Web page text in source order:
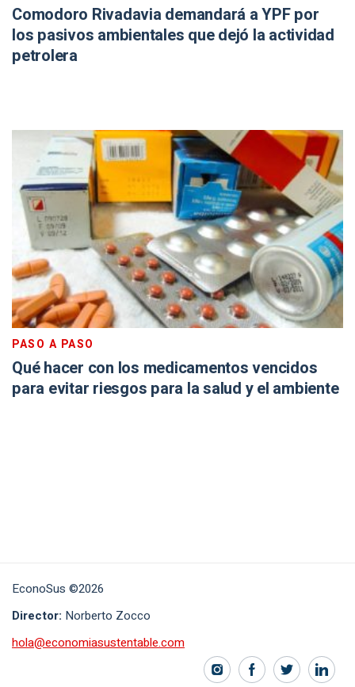
Comodoro Rivadavia demandará a YPF por
los pasivos ambientales que dejó la actividad
petrolera
PASO A PASO
Qué hacer con los medicamentos vencidos
para evitar riesgos para la salud y el ambiente
EconoSus ©2026
Director: Norberto Zocco
hola@economiasustentable.com